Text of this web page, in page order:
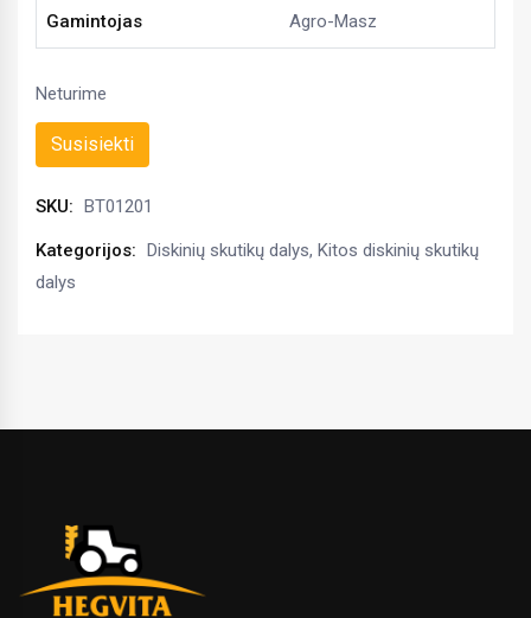
Gamintojas Agro-Masz
Neturime
Susisiekti
SKU: BT01201
Kategorijos: Diskinių skutikų dalys, Kitos diskinių skutikų
dalys